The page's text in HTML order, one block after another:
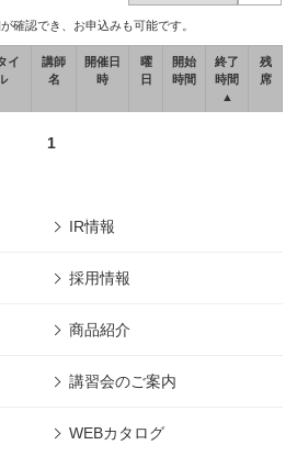
確認でき、お申込みも可能です。
イ
講師
名
開催日
時
曜
日
開始
時間
終了
時間
▲
残
席
1
IR情報
採用情報
商品紹介
講習会のご案内
WEBカタログ